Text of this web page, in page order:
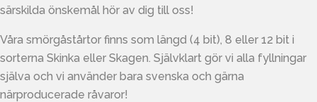
särskilda önskemål hör av dig till oss!
Våra smörgåstårtor finns som längd (4 bit), 8 eller 12 bit i
sorterna Skinka eller Skagen. Självklart gör vi alla fyllningar
själva och vi använder bara svenska och gärna
närproducerade råvaror!